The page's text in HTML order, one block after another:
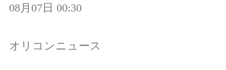
08月07日 00:30
オリコンニュース